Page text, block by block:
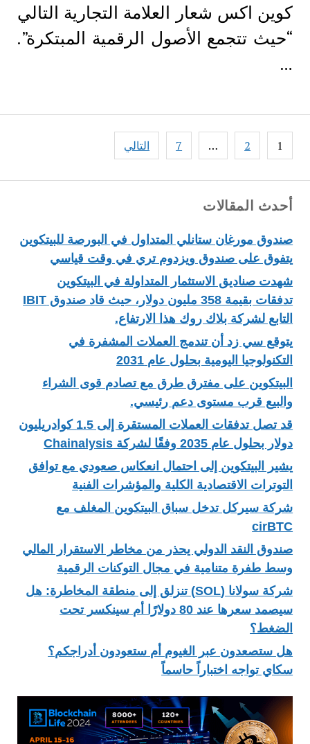
أحدث المقالات
صندوق مورغان ستانلي المتداول في البورصة للبيتكوين
يتفوق على صندوق ويزدوم تري في وقت قياسي
شهدت صناديق الاستثمار المتداولة في البيتكوين
تدفقات بقيمة 358 مليون دولار، حيث قاد صندوق IBIT
التابع لشركة بلاك روك هذا الارتفاع.
يتوقع سي زد أن تندمج العملات المشفرة في
التكنولوجيا اليومية بحلول عام 2031
البيتكوين على مفترق طرق مع تصادم قوى الشراء
والبيع قرب مستوى دعم رئيسي.
قد تصل تدفقات العملات المستقرة إلى 1.5 كوادريليون
دولار بحلول عام 2035 وفقًا لشركة Chainalysis
يشير البيتكوين إلى احتمال انعكاس صعودي مع توافق
التوترات الاقتصادية الكلية والمؤشرات الفنية
شركة سيركل تدخل سباق البيتكوين المغلف مع
cirBTC
صندوق النقد الدولي يحذر من مخاطر الاستقرار المالي
وسط طفرة متنامية في مجال التوكنات الرقمية
شركة سولانا (SOL) تنزلق إلى منطقة المخاطرة: هل
سيصمد سعرها عند 80 دولارًا أم سينكسر تحت
الضغط؟
هل ستصعدون عبر الغيوم أم ستعودون أدراجكم؟
سكاي تواجه اختباراً حاسماً
كوين اكس شعار العلامة التجارية التالي
“حيث تتجمع الأصول الرقمية المبتكرة”.
…
Posts
pagination
1
2
…
7 التالي